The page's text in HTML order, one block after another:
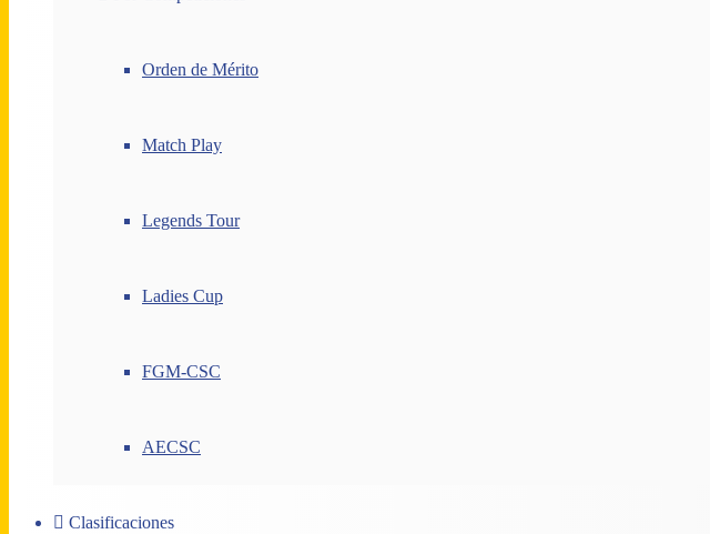
Orden de Mérito
Match Play
Legends Tour
Ladies Cup
FGM-CSC
AECSC
Clasificaciones